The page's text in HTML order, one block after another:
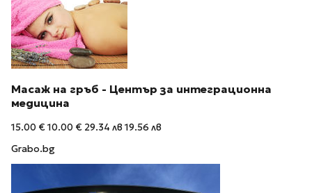
Масаж на гръб - Център за интеграционна
медицина
15.00 €10.00 € 29.34 лв 19.56 лв
Grabo.bg